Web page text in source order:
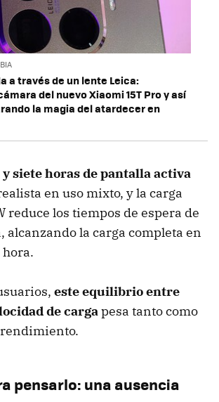
a través de un lente Leica:
del nuevo Xiaomi 15T Pro y así
la magia del atardecer en
siete horas de pantalla activa
en uso mixto, y la carga
reduce los tiempos de espera de
alcanzando la carga completa en
este equilibrio entre
de cargapesa tanto como
pensarlo: una ausencia